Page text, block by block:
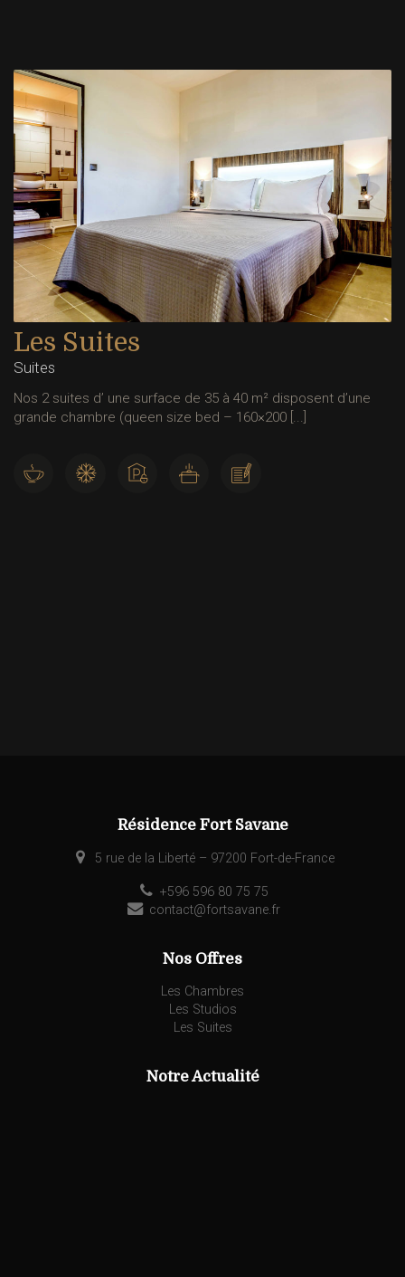
Les Suites
Suites
Nos 2 suites d’ une surface de 35 à 40 m² disposent d’une
grande chambre (queen size bed – 160×200 [...]
Résidence Fort Savane
5 rue de la Liberté – 97200 Fort-de-France
+596 596 80 75 75
contact@fortsavane.fr
Nos Offres
Les Chambres
Les Studios
Les Suites
Notre Actualité